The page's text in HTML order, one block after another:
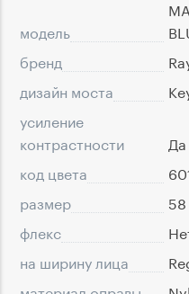
модель
бренд
дизайн моста
усиление
контрастности
Да
код цвета
размер
58
флекс
на ширину лица